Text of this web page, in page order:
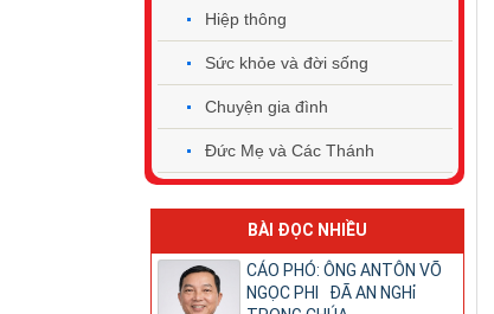
Hiệp thông
Sức khỏe và đời sống
Chuyện gia đình
Đức Mẹ và Các Thánh
BÀI ĐỌC NHIỀU
CÁO PHÓ: ÔNG ANTÔN VÕ
NGỌC PHI ĐÃ AN NGHỉ